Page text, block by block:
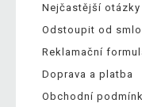
Nejčastější
Odstoupit od
Reklamační
Doprava a platba
Obchodní